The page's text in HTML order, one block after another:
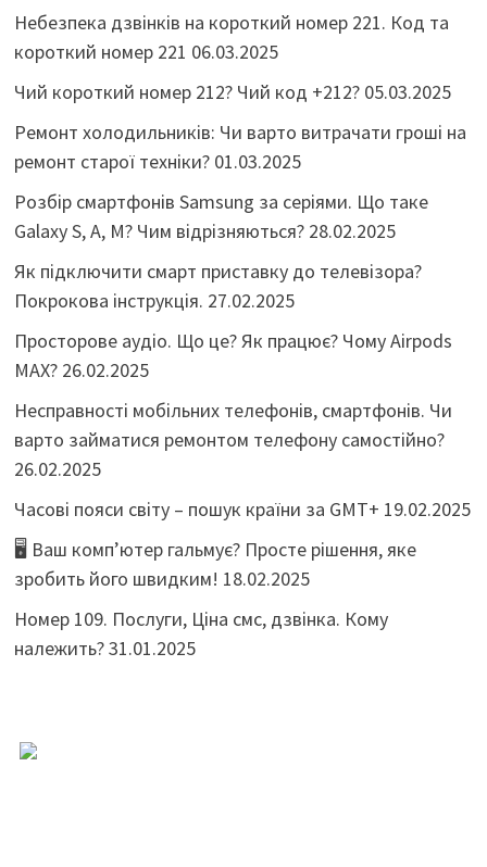
Небезпека дзвінків на короткий номер 221. Код та
короткий номер 221 06.03.2025
Чий короткий номер 212? Чий код +212? 05.03.2025
Ремонт холодильників: Чи варто витрачати гроші на
ремонт старої техніки? 01.03.2025
Розбір смартфонів Samsung за серіями. Що таке
Galaxy S, A, M? Чим відрізняються? 28.02.2025
Як підключити смарт приставку до телевізора?
Покрокова інструкція. 27.02.2025
Просторове аудіо. Що це? Як працює? Чому Airpods
MAX? 26.02.2025
Несправності мобільних телефонів, смартфонів. Чи
варто займатися ремонтом телефону самостійно?
26.02.2025
Часові пояси світу – пошук країни за GMT+ 19.02.2025
🖥️ Ваш комп’ютер гальмує? Просте рішення, яке
зробить його швидким! 18.02.2025
Номер 109. Послуги, Ціна смс, дзвінка. Кому
належить?31.01.2025